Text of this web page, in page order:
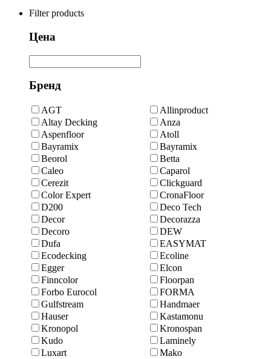
Filter products
Цена
Бренд
AGT
Allinproduct
Altay Decking
Anza
Aspenfloor
Atoll
Bayramix
Bayramix
Beorol
Betta
Caleo
Caparol
Cerezit
Clickguard
Color Expert
CronaFloor
D200
Deco Tech
Decor
Decorazza
Decoro
DEW
Dufa
EASYMAT
Ecodecking
Ecoline
Egger
Elcon
Finncolor
Floorpan
Forbo Eurocol
FORMA
Gulfstream
Handmaer
Hauser
Kastamonu
Kronopol
Kronospan
Kudo
Laminely
Luxart
Mako